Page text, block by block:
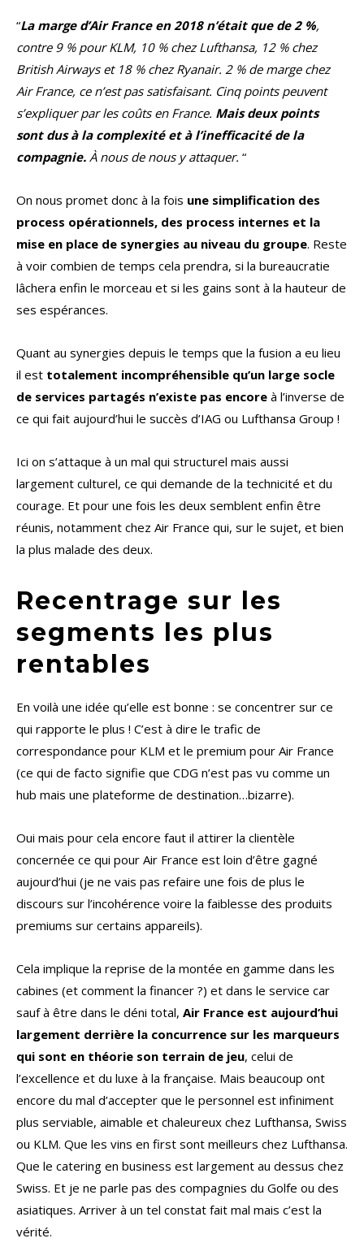
“La marge d’Air France en 2018 n’était que de 2 %,
contre 9 % pour KLM, 10 % chez Lufthansa, 12 % chez
British Airways et 18 % chez Ryanair. 2 % de marge chez
Air France, ce n’est pas satisfaisant. Cinq points peuvent
s’expliquer par les coûts en France. Mais deux points
sont dus à la complexité et à l’inefficacité de la
compagnie. À nous de nous y attaquer. “
On nous promet donc à la fois une simplification des
process opérationnels, des process internes et la
mise en place de synergies au niveau du groupe. Reste
à voir combien de temps cela prendra, si la bureaucratie
lâchera enfin le morceau et si les gains sont à la hauteur de
ses espérances.
Quant au synergies depuis le temps que la fusion a eu lieu
il est totalement incompréhensible qu’un large socle
de services partagés n’existe pas encore à l’inverse de
ce qui fait aujourd’hui le succès d’IAG ou Lufthansa Group !
Ici on s’attaque à un mal qui structurel mais aussi
largement culturel, ce qui demande de la technicité et du
courage. Et pour une fois les deux semblent enfin être
réunis, notamment chez Air France qui, sur le sujet, et bien
la plus malade des deux.
Recentrage sur les
segments les plus
rentables
En voilà une idée qu’elle est bonne : se concentrer sur ce
qui rapporte le plus ! C’est à dire le trafic de
correspondance pour KLM et le premium pour Air France
(ce qui de facto signifie que CDG n’est pas vu comme un
hub mais une plateforme de destination…bizarre).
Oui mais pour cela encore faut il attirer la clientèle
concernée ce qui pour Air France est loin d’être gagné
aujourd’hui (je ne vais pas refaire une fois de plus le
discours sur l’incohérence voire la faiblesse des produits
premiums sur certains appareils).
Cela implique la reprise de la montée en gamme dans les
cabines (et comment la financer ?) et dans le service car
sauf à être dans le déni total, Air France est aujourd’hui
largement derrière la concurrence sur les marqueurs
qui sont en théorie son terrain de jeu, celui de
l’excellence et du luxe à la française. Mais beaucoup ont
encore du mal d’accepter que le personnel est infiniment
plus serviable, aimable et chaleureux chez Lufthansa, Swiss
ou KLM. Que les vins en first sont meilleurs chez Lufthansa.
Que le catering en business est largement au dessus chez
Swiss. Et je ne parle pas des compagnies du Golfe ou des
asiatiques. Arriver à un tel constat fait mal mais c’est la
vérité.